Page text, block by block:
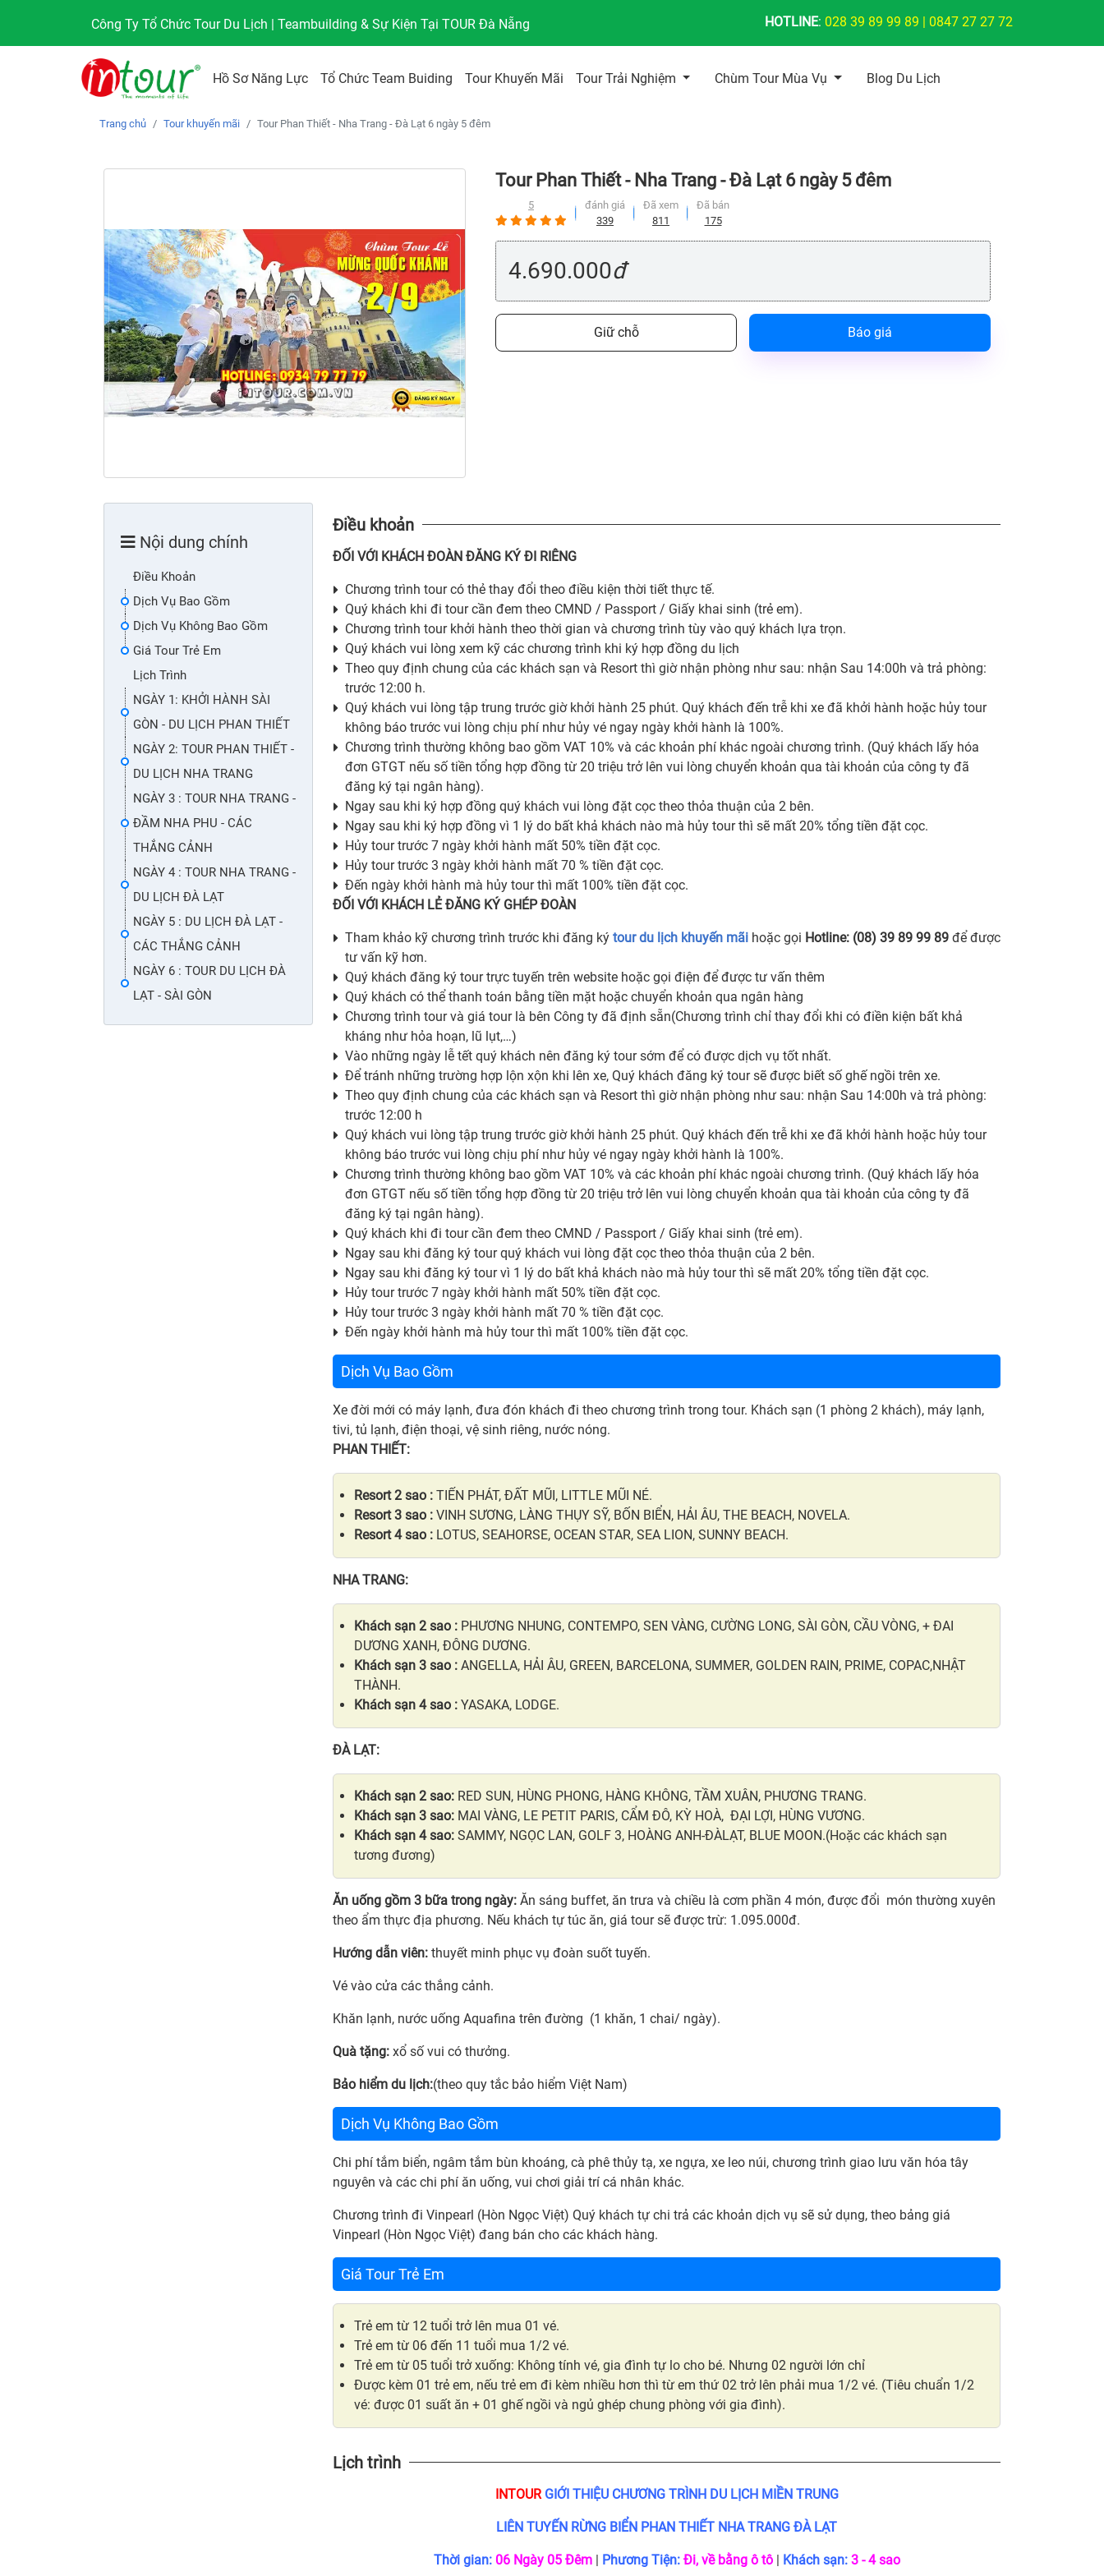
Công Ty Tổ Chức Tour Du Lịch | Teambuilding & Sự Kiện Tại TOUR Đà Nẵng HOTLINE: 028 39 89 99 89 | 0847 27 27 72
Hồ Sơ Năng Lực Tổ Chức Team Buiding Tour Khuyến Mãi Tour Trải Nghiệm Chùm Tour Mùa Vụ Blog Du Lịch
Trang chủ Tour khuyến mãi Tour Phan Thiết - Nha Trang - Đà Lạt 6 ngày 5 đêm
Tour Phan Thiết - Nha Trang - Đà Lạt 6 ngày 5 đêm
5
đánh giá
339
Đã xem
811
Đã bán
175
4.690.000đ
Giữ chỗ Báo giá
Nội dung chính
Điều Khoản
Dịch Vụ Bao Gồm
Dịch Vụ Không Bao Gồm
Giá Tour Trẻ Em
Lịch Trình
NGÀY 1: KHỞI HÀNH SÀI
GÒN - DU LỊCH PHAN THIẾT
NGÀY 2: TOUR PHAN THIẾT -
DU LỊCH NHA TRANG
NGÀY 3 : TOUR NHA TRANG -
ĐẦM NHA PHU - CÁC
THẮNG CẢNH
NGÀY 4 : TOUR NHA TRANG -
DU LỊCH ĐÀ LẠT
NGÀY 5 : DU LỊCH ĐÀ LẠT -
CÁC THẮNG CẢNH
NGÀY 6 : TOUR DU LỊCH ĐÀ
LẠT - SÀI GÒN
Điều khoản
ĐỐI VỚI KHÁCH ĐOÀN ĐĂNG KÝ ĐI RIÊNG
Chương trình tour có thẻ thay đổi theo điều kiện thời tiết thực tế.
Quý khách khi đi tour cần đem theo CMND / Passport / Giấy khai sinh (trẻ em).
Chương trình tour khởi hành theo thời gian và chương trình tùy vào quý khách lựa trọn.
Quý khách vui lòng xem kỹ các chương trình khi ký hợp đồng du lịch
Theo quy định chung của các khách sạn và Resort thì giờ nhận phòng như sau: nhận Sau 14:00h và trả phòng:
trước 12:00 h.
Quý khách vui lòng tập trung trước giờ khởi hành 25 phút. Quý khách đến trễ khi xe đã khởi hành hoặc hủy tour
không báo trước vui lòng chịu phí như hủy vé ngay ngày khởi hành là 100%.
Chương trình thường không bao gồm VAT 10% và các khoản phí khác ngoài chương trình. (Quý khách lấy hóa
đơn GTGT nếu số tiền tổng hợp đồng từ 20 triệu trở lên vui lòng chuyển khoản qua tài khoản của công ty đã
đăng ký tại ngân hàng).
Ngay sau khi ký hợp đồng quý khách vui lòng đặt cọc theo thỏa thuận của 2 bên.
Ngay sau khi ký hợp đồng vì 1 lý do bất khả khách nào mà hủy tour thì sẽ mất 20% tổng tiền đặt cọc.
Hủy tour trước 7 ngày khởi hành mất 50% tiền đặt cọc.
Hủy tour trước 3 ngày khởi hành mất 70 % tiền đặt cọc.
Đến ngày khởi hành mà hủy tour thì mất 100% tiền đặt cọc.
ĐỐI VỚI KHÁCH LẺ ĐĂNG KÝ GHÉP ĐOÀN
Tham khảo kỹ chương trình trước khi đăng ký tour du lịch khuyến mãi hoặc gọi Hotline: (08) 39 89 99 89 để được
tư vấn kỹ hơn.
Quý khách đăng ký tour trực tuyến trên website hoặc gọi điện để được tư vấn thêm
Quý khách có thể thanh toán bằng tiền mặt hoặc chuyển khoản qua ngân hàng
Chương trình tour và giá tour là bên Công ty đã định sẵn(Chương trình chỉ thay đổi khi có điền kiện bất khả
kháng như hỏa hoạn, lũ lụt,…)
Vào những ngày lễ tết quý khách nên đăng ký tour sớm để có được dịch vụ tốt nhất.
Để tránh những trường hợp lộn xộn khi lên xe, Quý khách đăng ký tour sẽ được biết số ghế ngồi trên xe.
Theo quy định chung của các khách sạn và Resort thì giờ nhận phòng như sau: nhận Sau 14:00h và trả phòng:
trước 12:00 h
Quý khách vui lòng tập trung trước giờ khởi hành 25 phút. Quý khách đến trễ khi xe đã khởi hành hoặc hủy tour
không báo trước vui lòng chịu phí như hủy vé ngay ngày khởi hành là 100%.
Chương trình thường không bao gồm VAT 10% và các khoản phí khác ngoài chương trình. (Quý khách lấy hóa
đơn GTGT nếu số tiền tổng hợp đồng từ 20 triệu trở lên vui lòng chuyển khoản qua tài khoản của công ty đã
đăng ký tại ngân hàng).
Quý khách khi đi tour cần đem theo CMND / Passport / Giấy khai sinh (trẻ em).
Ngay sau khi đăng ký tour quý khách vui lòng đặt cọc theo thỏa thuận của 2 bên.
Ngay sau khi đăng ký tour vì 1 lý do bất khả khách nào mà hủy tour thì sẽ mất 20% tổng tiền đặt cọc.
Hủy tour trước 7 ngày khởi hành mất 50% tiền đặt cọc.
Hủy tour trước 3 ngày khởi hành mất 70 % tiền đặt cọc.
Đến ngày khởi hành mà hủy tour thì mất 100% tiền đặt cọc.
Dịch Vụ Bao Gồm
Xe đời mới có máy lạnh, đưa đón khách đi theo chương trình trong tour. Khách sạn (1 phòng 2 khách), máy lạnh,
tivi, tủ lạnh, điện thoại, vệ sinh riêng, nước nóng.
PHAN THIẾT:
Resort 2 sao : TIẾN PHÁT, ĐẤT MŨI, LITTLE MŨI NÉ.
Resort 3 sao : VINH SƯƠNG, LÀNG THỤY SỸ, BỐN BIỂN, HẢI ÂU, THE BEACH, NOVELA.
Resort 4 sao : LOTUS, SEAHORSE, OCEAN STAR, SEA LION, SUNNY BEACH.
NHA TRANG:
Khách sạn 2 sao : PHƯƠNG NHUNG, CONTEMPO, SEN VÀNG, CƯỜNG LONG, SÀI GÒN, CẦU VÒNG, + ĐAI
DƯƠNG XANH, ĐÔNG DƯƠNG.
Khách sạn 3 sao : ANGELLA, HẢI ÂU, GREEN, BARCELONA, SUMMER, GOLDEN RAIN, PRIME, COPAC,NHẬT
THÀNH.
Khách sạn 4 sao : YASAKA, LODGE.
ĐÀ LẠT:
Khách sạn 2 sao: RED SUN, HÙNG PHONG, HÀNG KHÔNG, TẦM XUÂN, PHƯƠNG TRANG.
Khách sạn 3 sao: MAI VÀNG, LE PETIT PARIS, CẨM ĐÔ, KỲ HOÀ, ĐẠI LỢI, HÙNG VƯƠNG.
Khách sạn 4 sao: SAMMY, NGỌC LAN, GOLF 3, HOÀNG ANH-ĐÀLẠT, BLUE MOON.(Hoặc các khách sạn
tương đương)
Ăn uống gồm 3 bữa trong ngày: Ăn sáng buffet, ăn trưa và chiều là cơm phần 4 món, được đổi món thường xuyên
theo ẩm thực địa phương. Nếu khách tự túc ăn, giá tour sẽ được trừ: 1.095.000đ.
Hướng dẫn viên: thuyết minh phục vụ đoàn suốt tuyến.
Vé vào cửa các thắng cảnh.
Khăn lạnh, nước uống Aquafina trên đường (1 khăn, 1 chai/ ngày).
Quà tặng: xổ số vui có thưởng.
Bảo hiểm du lịch:(theo quy tắc bảo hiểm Việt Nam)
Dịch Vụ Không Bao Gồm
Chi phí tắm biển, ngâm tắm bùn khoáng, cà phê thủy tạ, xe ngựa, xe leo núi, chương trình giao lưu văn hóa tây
nguyên và các chi phí ăn uống, vui chơi giải trí cá nhân khác.
Chương trình đi Vinpearl (Hòn Ngọc Việt) Quý khách tự chi trả các khoản dịch vụ sẽ sử dụng, theo bảng giá
Vinpearl (Hòn Ngọc Việt) đang bán cho các khách hàng.
Giá Tour Trẻ Em
Trẻ em từ 12 tuổi trở lên mua 01 vé.
Trẻ em từ 06 đến 11 tuổi mua 1/2 vé.
Trẻ em từ 05 tuổi trở xuống: Không tính vé, gia đình tự lo cho bé. Nhưng 02 người lớn chỉ
Được kèm 01 trẻ em, nếu trẻ em đi kèm nhiều hơn thì từ em thứ 02 trở lên phải mua 1/2 vé. (Tiêu chuẩn 1/2
vé: được 01 suất ăn + 01 ghế ngồi và ngủ ghép chung phòng với gia đình).
Lịch trình
INTOUR GIỚI THIỆU CHƯƠNG TRÌNH DU LỊCH MIỀN TRUNG
LIÊN TUYẾN RỪNG BIỂN PHAN THIẾT NHA TRANG ĐÀ LẠT
Thời gian: 06 Ngày 05 Đêm | Phương Tiện: Đi, về bằng ô tô| Khách sạn: 3 - 4 sao